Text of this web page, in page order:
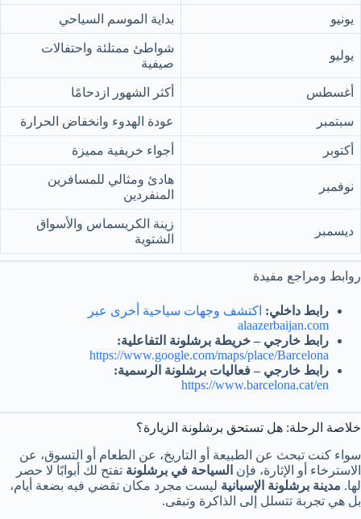
يونيو بداية الموسم السياحي
يوليو
شواطئ ممتلئة واحتفالات
صيفية
أغسطس أكثر الشهور ازدحامًا
سبتمبر عودة الهدوء وانخفاض الحرارة
أكتوبر أجواء خريفية مميزة
نوفمبر
هادئ ومثالي للمسافرين
المنفردين
ديسمبر
زينة الكريسماس والأسواق
الشتوية
روابط ومراجع مفيدة
رابط داخلي: اكتشف وجهات سياحية أخرى عبر
alaazerbaijan.com
رابط خارجي – خريطة برشلونة التفاعلية:
https://www.google.com/maps/place/Barcelona
رابط خارجي – فعاليات برشلونة الرسمية:
https://www.barcelona.cat/en
خلاصة الرحلة: هل تستحق برشلونة الزيارة؟
سواء كنت تبحث عن الطبيعة أو التاريخ، عن الطعام أو التسوق، عن
الاسترخاء أو الإثارة، فإن السياحة في برشلونة تفتح لك أبوابًا لا حصر
لها. مدينة برشلونة الإسبانية ليست مجرد مكان تقضي فيه بضعة أيام،
بل هي تجربة تتسلل إلى الذاكرة وتبقى.